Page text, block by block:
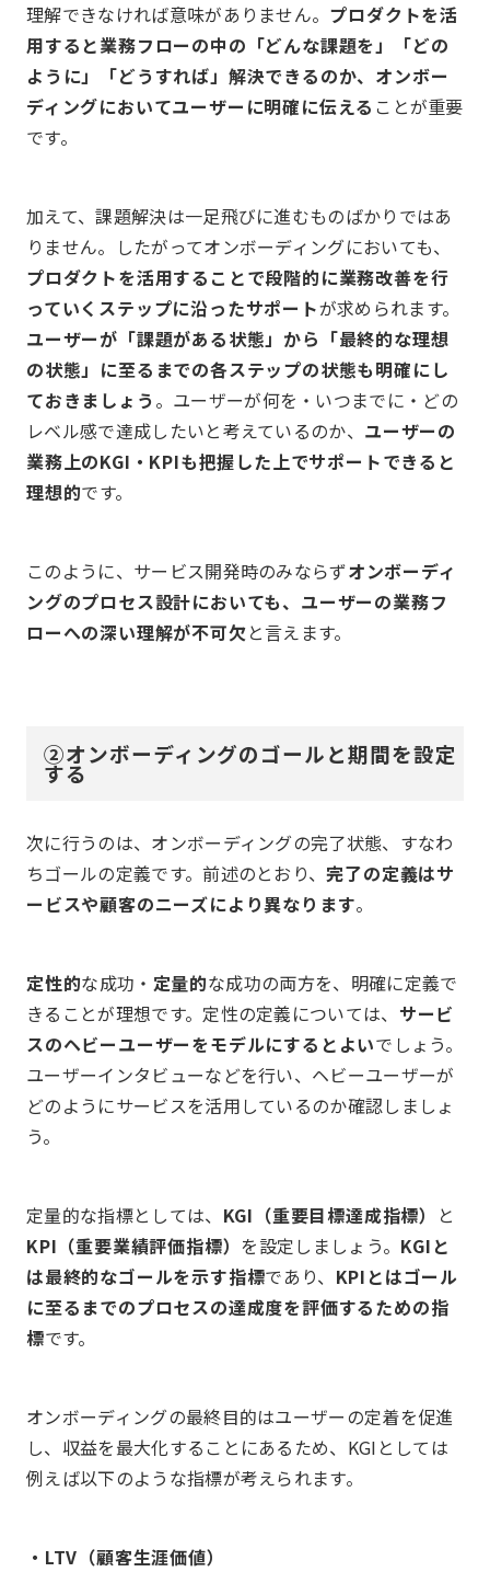
理解できなければ意味がありません。 プロダクトを活
用すると業務フローの中の「どんな課題を」「どの
ように」「どうすれば」解決できるのか、オンボー
ディングにおいてユーザーに明確に伝える ことが重要
です。
加えて、課題解決は一足飛びに進むものばかりではあ
りません。したがってオンボーディングにおいても、
プロダクトを活用することで段階的に業務改善を行
っていくステップに沿ったサポートが求められます。
ユーザーが「課題がある状態」から「最終的な理想
の状態」に至るまでの各ステップの状態も明確にし
ておきましょう 。ユーザーが何を・いつまでに・どの
レベル感で達成したいと考えているのか、 ユーザーの
業務上のKGI・KPIも把握した上でサポートできると
理想的です。
このように、サービス開発時のみならずオンボーディ
ングのプロセス設計においても、ユーザーの業務フ
ローへの深い理解が不可欠と言えます。
②オンボーディングのゴールと期間を設定
する
次に行うのは、オンボーディングの完了状態、すなわ
ちゴールの定義です。前述のとおり、完了の定義はサ
ービスや顧客のニーズにより異なります。
定性的な成功・ 定量的な成功の両方を、明確に定義で
きることが理想です。定性の定義については、 サービ
スのヘビーユーザーをモデルにするとよいでしょう。
ユーザーインタビューなどを行い、ヘビーユーザーが
どのようにサービスを活用しているのか確認しましょ
う。
定量的な指標としては、 KGI（重要目標達成指標）
と
KPI（重要業績評価指標） を設定しましょう。 KGIと
は最終的なゴールを示す指標であり、 KPIとはゴール
に至るまでのプロセスの達成度を評価するための指
標です。
オンボーディングの最終目的はユーザーの定着を促進
し、収益を最大化することにあるため、KGIとしては
例えば以下のような指標が考えられます。
・LTV（顧客生涯価値）